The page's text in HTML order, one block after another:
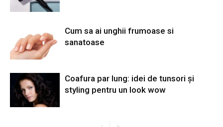
Cum sa ai unghii frumoase si
sanatoase
Coafura par lung: idei de tunsori și
styling pentru un look wow